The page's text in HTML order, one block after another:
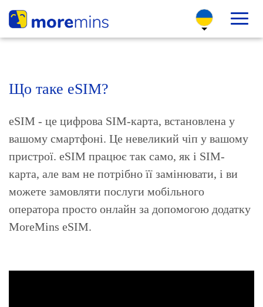
Що таке eSIM?
eSIM - це цифрова SIM-карта, встановлена у
вашому смартфоні. Це невеликий чіп у вашому
пристрої. eSIM працює так само, як і SIM-
карта, але вам не потрібно її замінювати, і ви
можете замовляти послуги мобільного
оператора просто онлайн за допомогою додатку
MoreMins eSIM.